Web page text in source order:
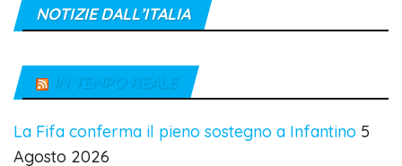
NOTIZIE DALL’ITALIA
IN TEMPO REALE
La Fifa conferma il pieno sostegno a Infantino 5
Agosto 2026